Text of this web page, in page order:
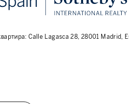
Calle Lagasca 28, 28001 Madrid,